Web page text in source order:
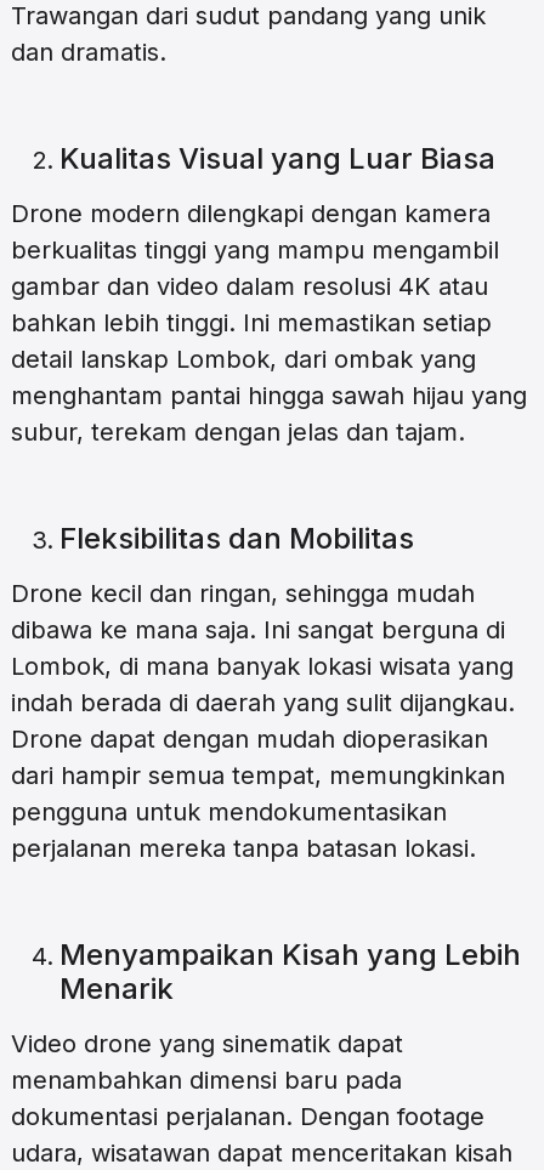
Trawangan dari sudut pandang yang unik
dan dramatis.
Kualitas Visual yang Luar Biasa
Drone modern dilengkapi dengan kamera
berkualitas tinggi yang mampu mengambil
gambar dan video dalam resolusi 4K atau
bahkan lebih tinggi. Ini memastikan setiap
detail lanskap Lombok, dari ombak yang
menghantam pantai hingga sawah hijau yang
subur, terekam dengan jelas dan tajam.
Fleksibilitas dan Mobilitas
Drone kecil dan ringan, sehingga mudah
dibawa ke mana saja. Ini sangat berguna di
Lombok, di mana banyak lokasi wisata yang
indah berada di daerah yang sulit dijangkau.
Drone dapat dengan mudah dioperasikan
dari hampir semua tempat, memungkinkan
pengguna untuk mendokumentasikan
perjalanan mereka tanpa batasan lokasi.
Menyampaikan Kisah yang Lebih
Menarik
Video drone yang sinematik dapat
menambahkan dimensi baru pada
dokumentasi perjalanan. Dengan footage
udara, wisatawan dapat menceritakan kisah